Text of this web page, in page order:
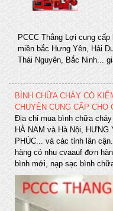
PCCC Thắng Lợi cung
miền bắc Hưng Yên, Hải
Thái Nguyên, Bắc Ninh...
BÌNH CHỮA CHÁY CÓ
CHUYÊN CUNG CẤP
Địa chỉ mua bình chữa
HÀ NAM và Hà Nội,
PHÚC... và các tỉnh lân
hàng có nhu cvaauf đơn
bình mới, nạp sạc bình